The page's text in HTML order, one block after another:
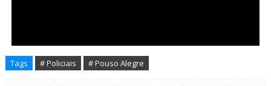
Tags # Policiais # Pouso Alegre